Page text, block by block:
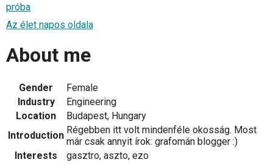
próba
Az élet napos oldala
About me
Gender
Female
Industry
Engineering
Location
Budapest, Hungary
Introduction Régebben itt volt mindenféle okosság. Most
már csak annyit írok: grafomán blogger :)
Interests
gasztro, aszto, ezo